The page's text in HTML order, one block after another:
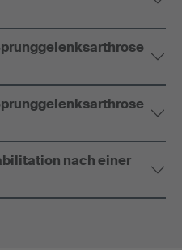
nach einer